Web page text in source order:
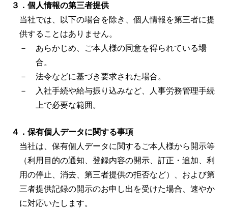
３．個人情報の第三者提供
当社では、以下の場合を除き、個人情報を第三者に提
供することはありません。
－ あらかじめ、ご本人様の同意を得られている場
合。
－ 法令などに基づき要求された場合。
－ 入社手続や給与振り込みなど、人事労務管理手続
上で必要な範囲。
４．保有個人データに関する事項
当社は、保有個人データに関するご本人様から開示等
（利用目的の通知、登録内容の開示、訂正・追加、利
用の停止、消去、第三者提供の拒否など）、および第
三者提供記録の開示のお申し出を受けた場合、速やか
に対応いたします。